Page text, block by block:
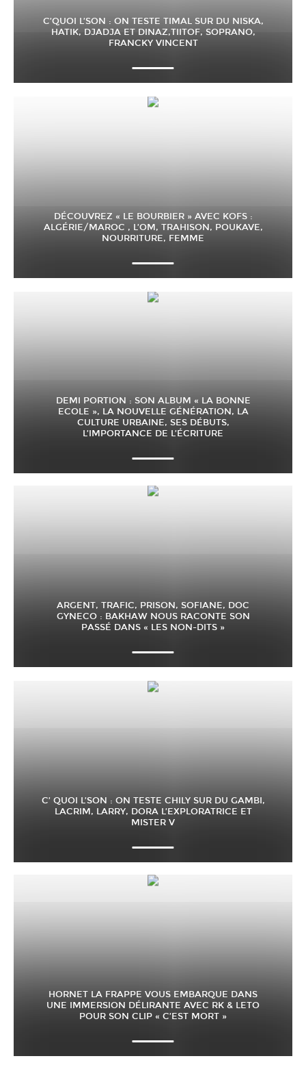
C’QUOI L’SON : ON TESTE TIMAL SUR DU NISKA,
HATIK, DJADJA ET DINAZ,TIITOF, SOPRANO,
FRANCKY VINCENT
DÉCOUVREZ « LE BOURBIER » AVEC KOFS :
ALGÉRIE/MAROC , L’OM, TRAHISON, POUKAVE,
NOURRITURE, FEMME
DEMI PORTION : SON ALBUM « LA BONNE
ECOLE », LA NOUVELLE GÉNÉRATION, LA
CULTURE URBAINE, SES DÉBUTS,
L’IMPORTANCE DE L’ÉCRITURE
ARGENT, TRAFIC, PRISON, SOFIANE, DOC
GYNECO : BAKHAW NOUS RACONTE SON
PASSÉ DANS « LES NON-DITS »
C’ QUOI L’SON : ON TESTE CHILY SUR DU GAMBI,
LACRIM, LARRY, DORA L’EXPLORATRICE ET
MISTER V
HORNET LA FRAPPE VOUS EMBARQUE DANS
UNE IMMERSION DÉLIRANTE AVEC RK & LETO
POUR SON CLIP « C’EST MORT »